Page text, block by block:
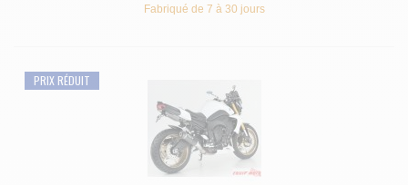
Fabriqué de 7 à 30 jours
PRIX RÉDUIT